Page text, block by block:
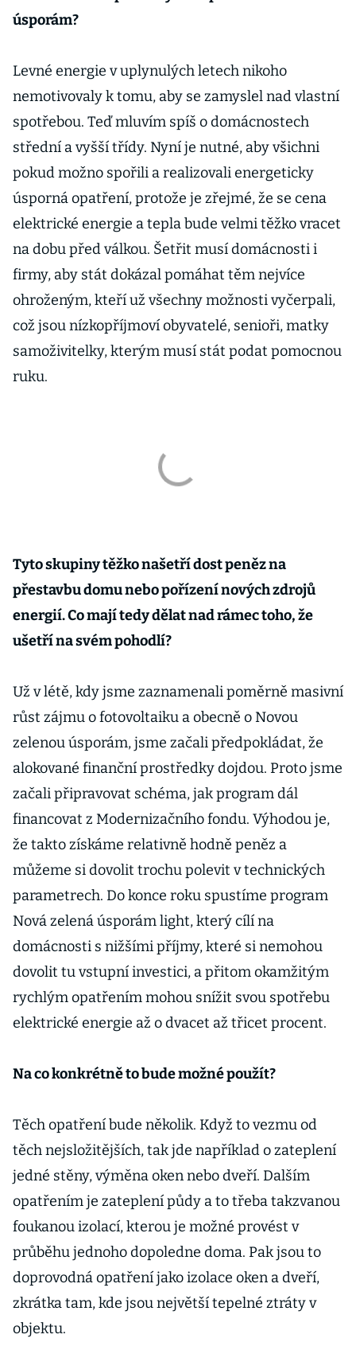
úsporám?
Levné energie v uplynulých letech nikoho
nemotivovaly k tomu, aby se zamyslel nad vlastní
spotřebou. Teď mluvím spíš o domácnostech
střední a vyšší třídy. Nyní je nutné, aby všichni
pokud možno spořili a realizovali energeticky
úsporná opatření, protože je zřejmé, že se cena
elektrické energie a tepla bude velmi těžko vracet
na dobu před válkou. Šetřit musí domácnosti i
firmy, aby stát dokázal pomáhat těm nejvíce
ohroženým, kteří už všechny možnosti vyčerpali,
což jsou nízkopříjmoví obyvatelé, senioři, matky
samoživitelky, kterým musí stát podat pomocnou
ruku.
Tyto skupiny těžko našetří dost peněz na
přestavbu domu nebo pořízení nových zdrojů
energií. Co mají tedy dělat nad rámec toho, že
ušetří na svém pohodlí?
Už v létě, kdy jsme zaznamenali poměrně masivní
růst zájmu o fotovoltaiku a obecně o Novou
zelenou úsporám, jsme začali předpokládat, že
alokované finanční prostředky dojdou. Proto jsme
začali připravovat schéma, jak program dál
financovat z Modernizačního fondu. Výhodou je,
že takto získáme relativně hodně peněz a
můžeme si dovolit trochu polevit v technických
parametrech. Do konce roku spustíme program
Nová zelená úsporám light, který cílí na
domácnosti s nižšími příjmy, které si nemohou
dovolit tu vstupní investici, a přitom okamžitým
rychlým opatřením mohou snížit svou spotřebu
elektrické energie až o dvacet až třicet procent.
Na co konkrétně to bude možné použít?
Těch opatření bude několik. Když to vezmu od
těch nejsložitějších, tak jde například o zateplení
jedné stěny, výměna oken nebo dveří. Dalším
opatřením je zateplení půdy a to třeba takzvanou
foukanou izolací, kterou je možné provést v
průběhu jednoho dopoledne doma. Pak jsou to
doprovodná opatření jako izolace oken a dveří,
zkrátka tam, kde jsou největší tepelné ztráty v
objektu.